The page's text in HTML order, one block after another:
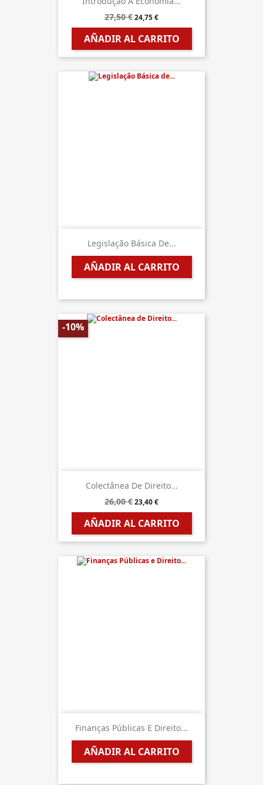
27,50 €24,75 €
AÑADIR AL CARRITO
Legislação Básica De...
AÑADIR AL CARRITO
Colectânea De Direito...
26,00 €23,40 €
AÑADIR AL CARRITO
-10%
Finanças Públicas E Direito...
AÑADIR AL CARRITO